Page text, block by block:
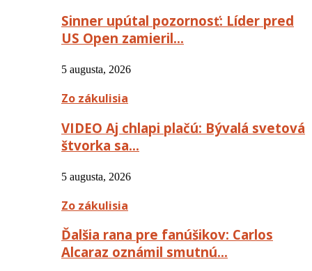
Sinner upútal pozornosť: Líder pred
US Open zamieril…
5 augusta, 2026
Zo zákulisia
VIDEO Aj chlapi plačú: Bývalá svetová
štvorka sa…
5 augusta, 2026
Zo zákulisia
Ďalšia rana pre fanúšikov: Carlos
Alcaraz oznámil smutnú…